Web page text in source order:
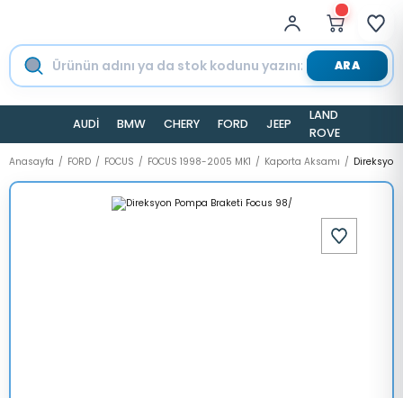
ARA
AUDİ BMW CHERY FORD JEEP
LAND
ROVER
Anasayfa FORD FOCUS FOCUS 1998-2005 MK1 Kaporta Aksamı